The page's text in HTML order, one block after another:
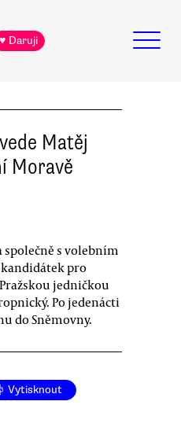
♥ Daruji
Matěj
Moravě
s volebním
pro
jedničkou
Po jedenácti
do Sněmovny.
Vytisknout